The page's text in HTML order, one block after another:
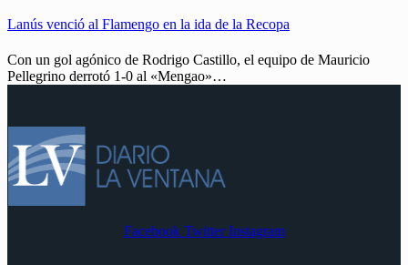
Lanús venció al Flamengo en la ida de la Recopa
Con un gol agónico de Rodrigo Castillo, el equipo de Mauricio
Pellegrino derrotó 1-0 al «Mengao»…
Facebook Twitter Instagram